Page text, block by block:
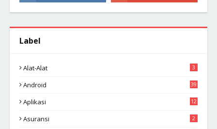
Label
Alat-Alat 3
Android 39
Aplikasi 12
Asuransi 2